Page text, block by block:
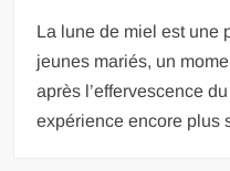
La lune de miel est une
jeunes mariés, un
après l’effervescence
expérience encore plus